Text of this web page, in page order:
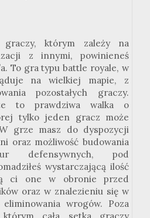
którym zależy na
z innymi, powinieneś
To gra typu battle royale, w
na wielkiej mapie, z
pozostałych graczy.
to prawdziwa walka o
tylko jeden gracz może
grze masz do dyspozycji
oraz możliwość budowania
defensywnych, pod
wystarczającą ilość
ci one w obronie przed
oraz w znalezieniu się w
wrogów. Poza